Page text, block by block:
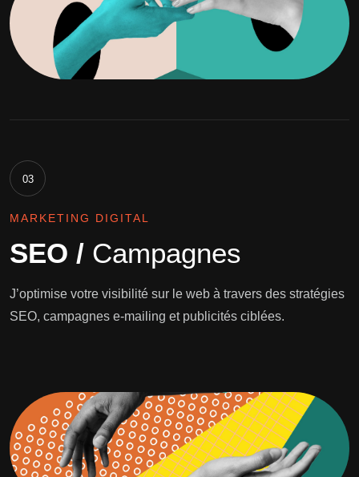
03
MARKETING DIGITAL
SEO / Campagnes
J’optimise votre visibilité sur le web à travers des stratégies
SEO, campagnes e-mailing et publicités ciblées.